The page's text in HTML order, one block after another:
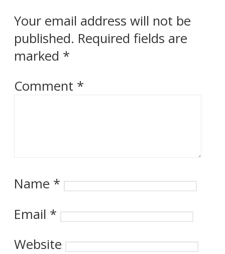
Your email address will not be
published. Required fields are
marked *
Comment *
Name *
Email *
Website